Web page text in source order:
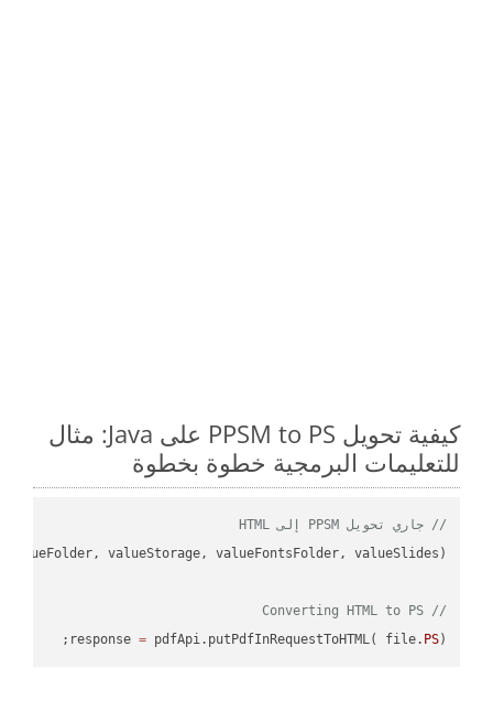
كيفية تحويل PPSM to PS على Java: مثال
للتعليمات البرمجية خطوة بخطوة
// جاري تحويل PPSM إلى HTML
// Converting HTML to PS
response = pdfApi.putPdfInRequestToHTML( file. PS);